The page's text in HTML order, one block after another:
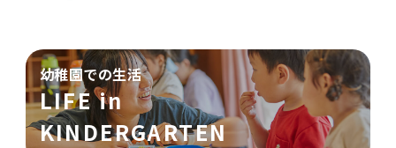
幼稚園での生活
LIFE in
KINDERGARTEN